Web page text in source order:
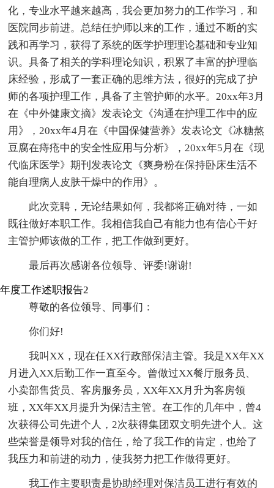
化，专业水平越来越高，我会更加努力的工作学习，和
医院同步前进。总结任护师以来的工作，通过不断的实
践和再学习，获得了系统的医学护理理论基础和专业知
识。具备了相关的学科理论知识，积累了丰富的护理临
床经验，形成了一套正确的思维方法，很好的完成了护
师的各项护理工作，具备了主管护师的水平。20xx年3月
在《中外健康文摘》发表论文《沟通在护理工作中的应
用》，20xx年4月在《中国保健营养》发表论文《冰糖熬
豆腐在痔疮中的安全性应用与分析》，20xx年5月在《现
代临床医学》期刊发表论文《爽身粉在保持卧床生活不
能自理病人皮肤干燥中的作用》。
此次竞聘，无论结果如何，我都将正确对待，一如
既往做好本职工作。我相信我自己有能力也有信心干好
主管护师该做的工作，把工作做到更好。
最后再次感谢各位领导、评委!谢谢!
年度工作述职报告2
尊敬的各位领导、同事们：
你们好!
我叫XX，现在任XX行政部保洁主管。我是XX年XX
月进入XX后勤工作一直至今。曾做过XX餐厅服务员、
小卖部售货员、客房服务员，XX年XX月升为客房领
班，XX年XX月提升为保洁主管。在工作的几年中，曾4
次获得公司先进个人，2次获得集团双文明先进个人。这
些荣誉是领导对我的信任，给了我工作的肯定，也给了
我压力和前进的动力，使我努力把工作做得更好。
我工作主要职责是协助经理对保洁员工进行有效的